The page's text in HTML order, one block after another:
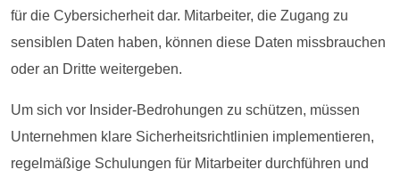
für die Cybersicherheit dar. Mitarbeiter, die Zugang zu
sensiblen Daten haben, können diese Daten missbrauchen
oder an Dritte weitergeben.
Um sich vor Insider-Bedrohungen zu schützen, müssen
Unternehmen klare Sicherheitsrichtlinien implementieren,
regelmäßige Schulungen für Mitarbeiter durchführen und